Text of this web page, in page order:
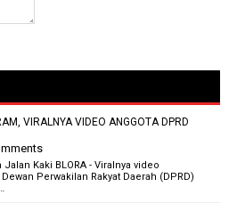
VIRALNYA VIDEO ANGGOTA DPRD
Kaki BLORA - Viralnya video
Perwakilan Rakyat Daerah (DPRD)